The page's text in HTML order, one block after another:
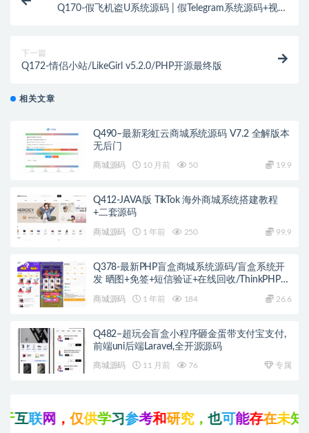
Q170-假飞机盗U系统源码 | 假Telegram系统源码+视频
下一篇
Q172-情侣小站/LikeGirl v5.2.0/PHP开源最终版
相关文章
Q490–最新彩虹云商城系统源码 V7.2 全解版本
无后门
商城源码 10 月前 50 19.9
Q412-JAVA版 TikTok 海外商城系统搭建教程
+二套源码
商城源码 1 年前 250 99.9
Q378-最新PHP盲盒商城系统源码/盲盒系统开
发 晒图+免签+短信验证+在线回收/ThinkPHP框
商城源码 1 年前 184 26.6
Q482–超玩会盲盒小程序砸金蛋带支付宝支付,
前端uni后端Laravel,全开源源码
商城源码 11 月前 76 专属
联网，仅 供学习参考和研究，也 可能 存在未知的